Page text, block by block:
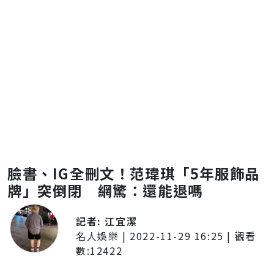
臉書、IG全刪文！范瑋琪「5年服飾品
牌」突倒閉 網驚：還能退嗎
記者:江宜潔
名人娛樂 | 2022-11-29 16:25 | 觀看
數:12422